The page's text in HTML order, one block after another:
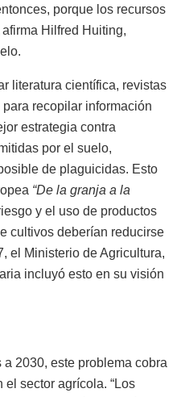
porque los recursos
Hilfred Huiting,
literatura científica, revistas
recopilar información
estrategia contra
por el suelo,
de plaguicidas. Esto
“De la granja a la
y el uso de productos
cultivos deberían reducirse
el Ministerio de Agricultura,
incluyó esto en su visión
2030, este problema cobra
sector agrícola. “Los